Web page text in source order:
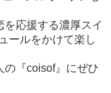
応援する濃厚スイ
ールをかけて楽し
の『coisof』にぜひ